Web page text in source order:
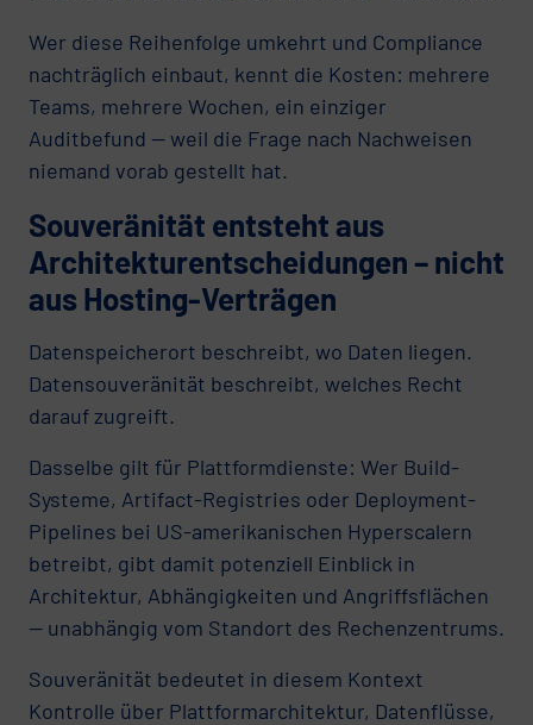
Wer diese Reihenfolge umkehrt und Compliance
nachträglich einbaut, kennt die Kosten: mehrere
Teams, mehrere Wochen, ein einziger
Auditbefund — weil die Frage nach Nachweisen
niemand vorab gestellt hat.
Souveränität entsteht aus
Architekturentscheidungen – nicht
aus Hosting-Verträgen
Datenspeicherort beschreibt, wo Daten liegen.
Datensouveränität beschreibt, welches Recht
darauf zugreift.
Dasselbe gilt für Plattformdienste: Wer Build-
Systeme, Artifact-Registries oder Deployment-
Pipelines bei US-amerikanischen Hyperscalern
betreibt, gibt damit potenziell Einblick in
Architektur, Abhängigkeiten und Angriffsflächen
— unabhängig vom Standort des Rechenzentrums.
Souveränität bedeutet in diesem Kontext
Kontrolle über Plattformarchitektur, Datenflüsse,